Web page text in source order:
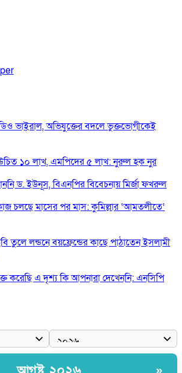
ভাইরাল, অভিযুক্তের বদলে ভুক্তভোগীকেই
উচিত ১০ লাখ, এমপিদের ৫ লাখ: নুরুল হক নুর
পাননি ড. ইউনূস, বিএনপির বিবেচনায় মির্জা ফখরুল
চলছে মাসের পর মাস: কুমিল্লার ‘আমতলীতে’
তুলে লন্ডনে বয়ফ্রেন্ডের কাছে পাঠাতেন ইসলামী
করেছি এ দৃশ্য কি আপনারা দেখেননি: এনসিপি
সবচেয়ে বেশি কই মাছে
নিয়ে বড় সুখবর দিলো সৌদি সরকার